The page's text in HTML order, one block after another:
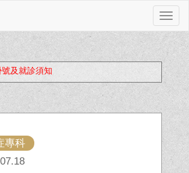
切
換
號及就診須知
專科